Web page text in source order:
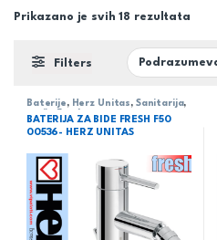
Prikazano je svih 18 rezultata
Filters
Baterije , Herz Unitas , Sanitarija,
serija Fresh
BATERIJA ZA BIDE FRESH F50
00536- HERZ UNITAS